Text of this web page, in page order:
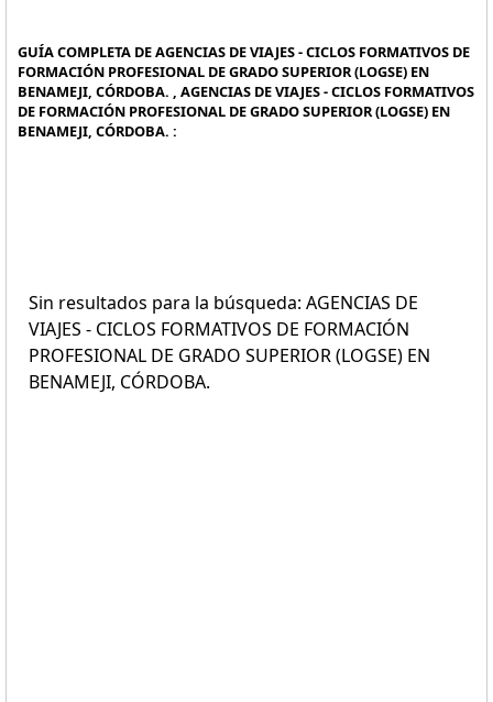
GUÍA COMPLETA DE AGENCIAS DE VIAJES - CICLOS FORMATIVOS DE
FORMACIÓN PROFESIONAL DE GRADO SUPERIOR (LOGSE) EN
BENAMEJI, CÓRDOBA. , AGENCIAS DE VIAJES - CICLOS FORMATIVOS
DE FORMACIÓN PROFESIONAL DE GRADO SUPERIOR (LOGSE) EN
BENAMEJI, CÓRDOBA. :
Sin resultados para la búsqueda: AGENCIAS DE
VIAJES - CICLOS FORMATIVOS DE FORMACIÓN
PROFESIONAL DE GRADO SUPERIOR (LOGSE) EN
BENAMEJI, CÓRDOBA.